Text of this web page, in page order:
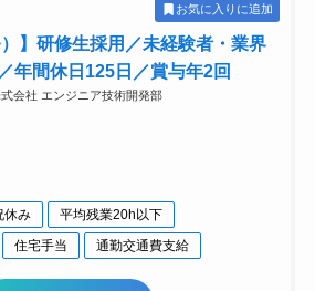
お気に入りに追加
】研修生採用／未経験者・業界
年間休日125日／賞与年2回
会社 エンジニア技術開発部
休み
平均残業20h以下
住宅手当 通勤交通費支給